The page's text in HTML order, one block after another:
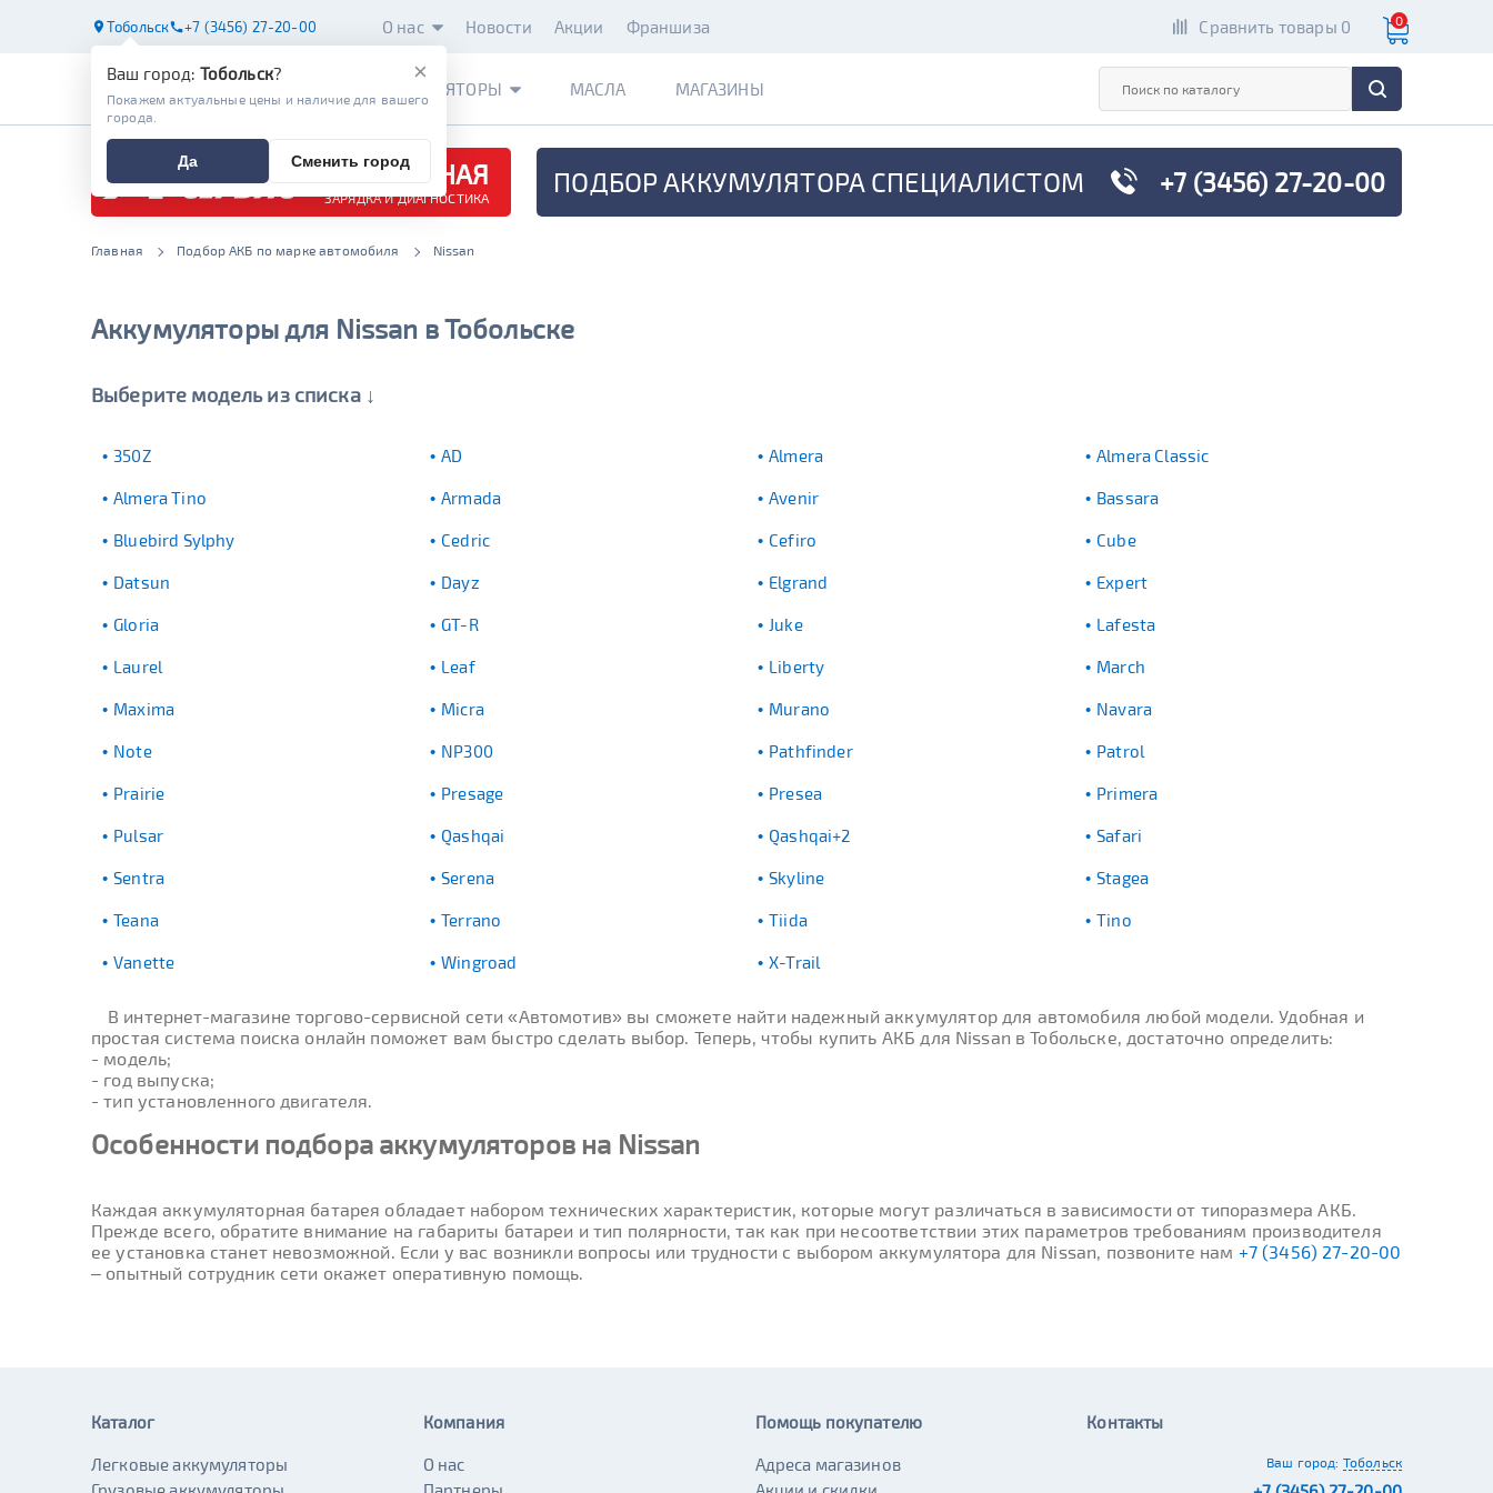
Тобольск +7 (3456) 27-20-00 О нас Новости Акции Франшиза Сравнить товары 0 0
АККУМУЛЯТОРЫ МАСЛА МАГАЗИНЫ
БЕСПЛАТНАЯ
ЗАРЯДКА И ДИАГНОСТИКА ПОДБОР АККУМУЛЯТОРА СПЕЦИАЛИСТОМ +7 (3456) 27-20-00
Главная Подбор АКБ по марке автомобиля Nissan
Аккумуляторы для Nissan в Тобольске
Выберите модель из списка ↓
350Z AD Almera Almera Classic
Almera Tino Armada Avenir Bassara
Bluebird Sylphy Cedric Cefiro Cube
Datsun Dayz Elgrand Expert
Gloria GT-R Juke Lafesta
Laurel Leaf Liberty March
Maxima Micra Murano Navara
Note NP300 Pathfinder Patrol
Prairie Presage Presea Primera
Pulsar Qashqai Qashqai+2 Safari
Sentra Serena Skyline Stagea
Teana Terrano Tiida Tino
Vanette Wingroad X-Trail
В интернет-магазине торгово-сервисной сети «Автомотив» вы сможете найти надежный аккумулятор для автомобиля любой модели. Удобная и
простая система поиска онлайн поможет вам быстро сделать выбор. Теперь, чтобы купить АКБ для Nissan в Тобольске, достаточно определить:
- модель;
- год выпуска;
- тип установленного двигателя.
Особенности подбора аккумуляторов на Nissan
Каждая аккумуляторная батарея обладает набором технических характеристик, которые могут различаться в зависимости от типоразмера АКБ.
Прежде всего, обратите внимание на габариты батареи и тип полярности, так как при несоответствии этих параметров требованиям производителя
ее установка станет невозможной. Если у вас возникли вопросы или трудности с выбором аккумулятора для Nissan, позвоните нам +7 (3456) 27-20-00
– опытный сотрудник сети окажет оперативную помощь.
×
Ваш город: Тобольск?
Покажем актуальные цены и наличие для вашего
города.
Да Сменить город
Каталог
Легковые аккумуляторы
Компания
О нас
Помощь покупателю
Адреса магазинов
Контакты
Ваш город: Тобольск